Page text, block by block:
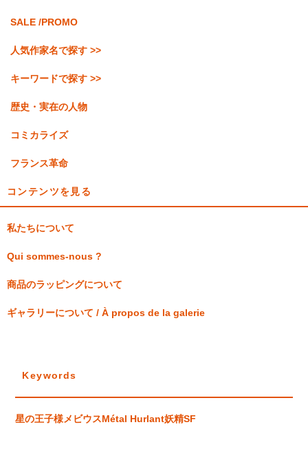
SALE /PROMO
人気作家名で探す >>
キーワードで探す >>
歴史・実在の人物
コミカライズ
フランス革命
コンテンツを見る
私たちについて
Qui sommes-nous ?
商品のラッピングについて
ギャラリーについて / À propos de la galerie
Keywords
星の王子様メビウスMétal Hurlant妖精SF